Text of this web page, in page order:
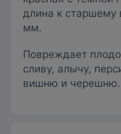
длина к старшему
мм.
Повреждает
сливу, алычу,
вишню и черешню.